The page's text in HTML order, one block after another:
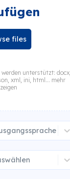
files
unterstützt: docx,
xml, ini, html... mehr